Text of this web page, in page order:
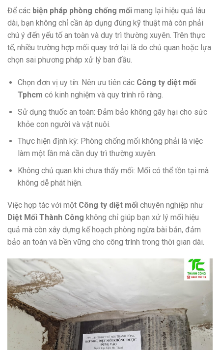
Để các biện pháp phòng chống mối mang lại hiệu quả lâu
dài, bạn không chỉ cần áp dụng đúng kỹ thuật mà còn phải
chú ý đến yếu tố an toàn và duy trì thường xuyên. Trên thực
tế, nhiều trường hợp mối quay trở lại là do chủ quan hoặc lựa
chọn sai phương pháp xử lý ban đầu.
Chọn đơn vị uy tín: Nên ưu tiên các Công ty diệt mối
Tphcm có kinh nghiệm và quy trình rõ ràng.
Sử dụng thuốc an toàn: Đảm bảo không gây hại cho sức
khỏe con người và vật nuôi.
Thực hiện định kỳ: Phòng chống mối không phải là việc
làm một lần mà cần duy trì thường xuyên.
Không chủ quan khi chưa thấy mối: Mối có thể tồn tại mà
không dễ phát hiện.
Việc hợp tác với một Công ty diệt mối chuyên nghiệp như
Diệt Mối Thành Công không chỉ giúp bạn xử lý mối hiệu
quả mà còn xây dựng kế hoạch phòng ngừa bài bản, đảm
bảo an toàn và bền vững cho công trình trong thời gian dài.